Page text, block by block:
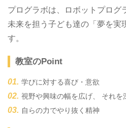
プログラボは、ロボットプログ
未来を担う子ども達の「夢を実
す。
教室のPoint
学びに対する喜び・意欲
視野や興味の幅を広げ、 それを
自らの力でやり抜く精神